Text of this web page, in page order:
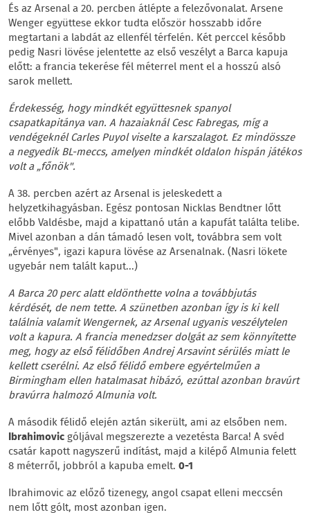
És az Arsenal a 20. percben átlépte a felezővonalat. Arsene
Wenger együttese ekkor tudta először hosszabb időre
megtartani a labdát az ellenfél térfelén. Két perccel később
pedig Nasri lövése jelentette az első veszélyt a Barca kapuja
előtt: a francia tekerése fél méterrel ment el a hosszú alsó
sarok mellett.
Érdekesség, hogy mindkét együttesnek spanyol
csapatkapitánya van. A hazaiaknál Cesc Fabregas, míg a
vendégeknél Carles Puyol viselte a karszalagot. Ez mindössze
a negyedik BL-meccs, amelyen mindkét oldalon hispán játékos
volt a „főnök".
A 38. percben azért az Arsenal is jeleskedett a
helyzetkihagyásban. Egész pontosan Nicklas Bendtner lőtt
előbb Valdésbe, majd a kipattanó után a kapufát találta telibe.
Mivel azonban a dán támadó lesen volt, továbbra sem volt
„érvényes", igazi kapura lövése az Arsenalnak. (Nasri lökete
ugyebár nem talált kaput...)
A Barca 20 perc alatt eldönthette volna a továbbjutás
kérdését, de nem tette. A szünetben azonban így is ki kell
találnia valamit Wengernek, az Arsenal ugyanis veszélytelen
volt a kapura. A francia menedzser dolgát az sem könnyítette
meg, hogy az első félidőben Andrej Arsavint sérülés miatt le
kellett cserélni. Az első félidő embere egyértelműen a
Birmingham ellen hatalmasat hibázó, ezúttal azonban bravúrt
bravúrra halmozó Almunia volt.
A második félidő elején aztán sikerült, ami az elsőben nem.
Ibrahimovicgóljával megszerezte a vezetésta Barca! A svéd
csatár kapott nagyszerű indítást, majd a kilépő Almunia felett
8 méterről, jobbról a kapuba emelt. 0-1
Ibrahimovic az előző tizenegy, angol csapat elleni meccsén
nem lőtt gólt, most azonban igen.